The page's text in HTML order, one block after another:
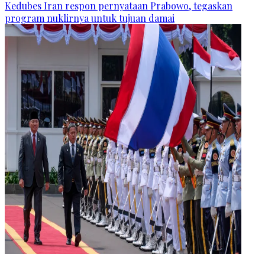
Kedubes Iran respon pernyataan Prabowo, tegaskan
program nuklirnya untuk tujuan damai